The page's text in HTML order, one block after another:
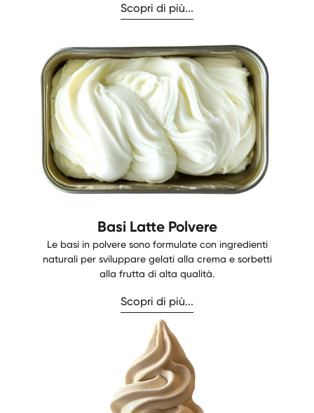
Scopri di più...
Basi Latte Polvere
Le basi in polvere sono formulate con ingredienti
naturali per sviluppare gelati alla crema e sorbetti
alla frutta di alta qualità.
Scopri di più...